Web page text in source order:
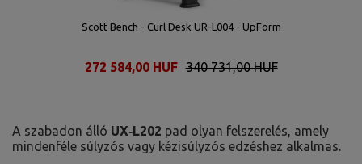
Scott Bench - Curl Desk UR-L004 - UpForm
340 731,00 HUF
272 584,00 HUF
A szabadon álló UX‑L202 pad olyan felszerelés, amely
mindenféle súlyzós vagy kézisúlyzós edzéshez alkalmas.